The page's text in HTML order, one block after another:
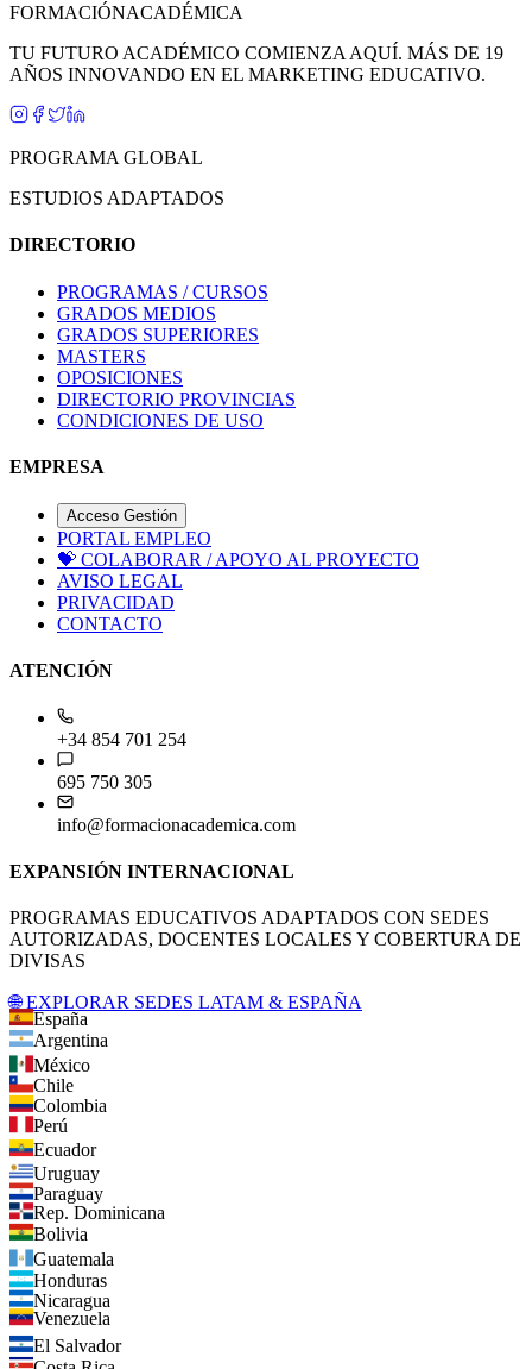
FORMACIÓNACADÉMICA
TU FUTURO ACADÉMICO COMIENZA AQUÍ. MÁS DE 19
AÑOS INNOVANDO EN EL MARKETING EDUCATIVO.
PROGRAMA GLOBAL
ESTUDIOS ADAPTADOS
DIRECTORIO
PROGRAMAS / CURSOS
GRADOS MEDIOS
GRADOS SUPERIORES
MASTERS
OPOSICIONES
DIRECTORIO PROVINCIAS
CONDICIONES DE USO
EMPRESA
Acceso Gestión
PORTAL EMPLEO
💝 COLABORAR / APOYO AL PROYECTO
AVISO LEGAL
PRIVACIDAD
CONTACTO
ATENCIÓN
+34 854 701 254
695 750 305
info@formacionacademica.com
EXPANSIÓN INTERNACIONAL
PROGRAMAS EDUCATIVOS ADAPTADOS CON SEDES
AUTORIZADAS, DOCENTES LOCALES Y COBERTURA DE
DIVISAS
🌐 EXPLORAR SEDES LATAM & ESPAÑA
España
Argentina
México
Chile
Colombia
Perú
Ecuador
Uruguay
Paraguay
Rep. Dominicana
Bolivia
Guatemala
Honduras
Nicaragua
Venezuela
El Salvador